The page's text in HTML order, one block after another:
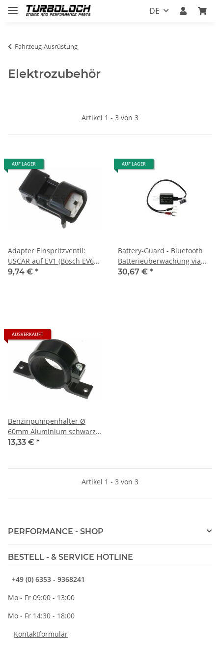
DE
Fahrzeug-Ausrüstung
Elektrozubehör
Artikel 1 - 3 von 3
AUF LAGER
Adapter Einspritzventil:
USCAR auf EV1 (Bosch EV6
WV12 EV14 Siemens Deka)
9,74 € *
AUF LAGER
Battery-Guard - Bluetooth
Batterieüberwachung via
Smartphone
30,67 € *
AUSVERKAUFT
Benzinpumpenhalter Ø
60mm Aluminium schwarz -
Bosch / Walbro / 044
13,33 € *
Artikel 1 - 3 von 3
PERFORMANCE - SHOP
BESTELL - & SERVICE HOTLINE
+49 (0) 6353 - 9368241
Mo - Fr 09:00 - 13:00
Mo - Fr 14:30 - 18:00
Kontaktformular